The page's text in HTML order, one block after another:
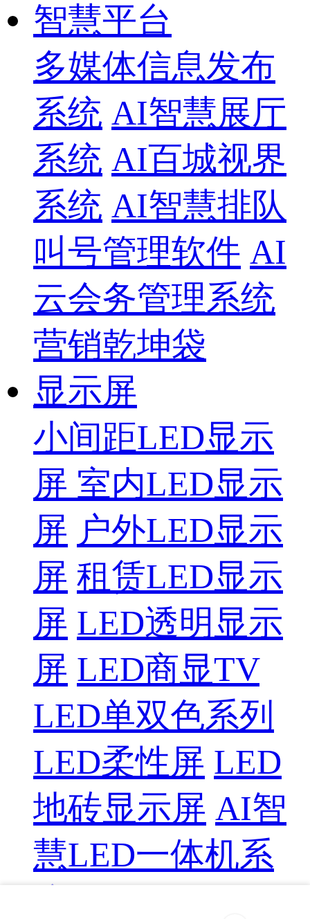
智慧平台
多媒体信息发布
系统 AI智慧展厅
系统 AI百城视界
系统 AI智慧排队
叫号管理软件 AI
云会务管理系统
营销乾坤袋
显示屏
小间距LED显示
屏 室内LED显示
屏 户外LED显示
屏 租赁LED显示
屏 LED透明显示
屏 LED商显TV
LED单双色系列
LED柔性屏 LED
地砖显示屏 AI智
慧LED一体机系